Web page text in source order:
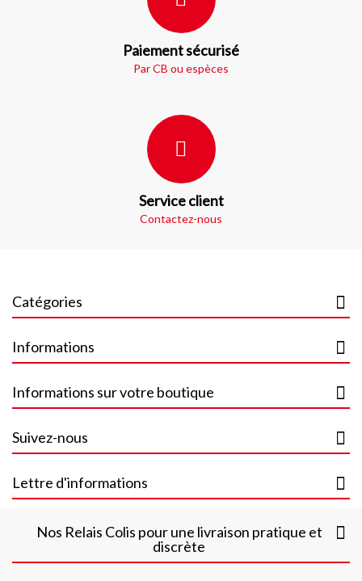
Paiement sécurisé
Par CB ou espèces
Service client
Contactez-nous
Catégories
Informations
Informations sur votre boutique
Suivez-nous
Lettre d'informations
Nos Relais Colis pour une livraison pratique et
discrète